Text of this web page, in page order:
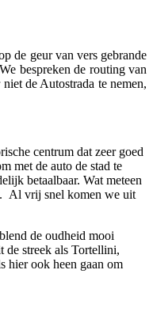
de geur van vers gebrande
bespreken de routing van
de Autostrada te nemen,
centrum dat zeer goed
met de auto de stad te
betaalbaar. Wat meteen
Al vrij snel komen we uit
de oudheid mooi
de streek als Tortellini,
hier ook heen gaan om